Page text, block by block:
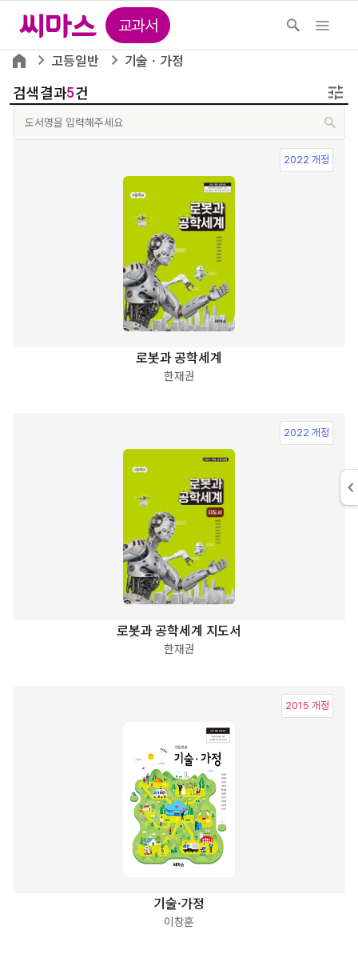
교과서
고등일반
기술ㆍ가정
검색결과5건
2022 개정
로봇과 공학세계
한재권
2022 개정
로봇과 공학세계 지도서
한재권
2015 개정
기술·가정
이창훈